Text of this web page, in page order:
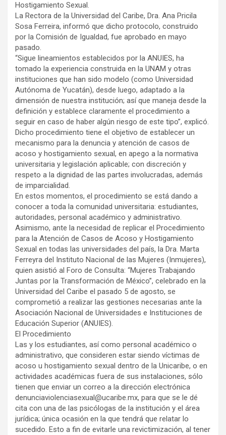
Hostigamiento Sexual.
La Rectora de la Universidad del Caribe, Dra. Ana Pricila
Sosa Ferreira, informó que dicho protocolo, construido
por la Comisión de Igualdad, fue aprobado en mayo
pasado.
“Sigue lineamientos establecidos por la ANUIES, ha
tomado la experiencia construida en la UNAM y otras
instituciones que han sido modelo (como Universidad
Autónoma de Yucatán), desde luego, adaptado a la
dimensión de nuestra institución; así que maneja desde la
definición y establece claramente el procedimiento a
seguir en caso de haber algún riesgo de este tipo”, explicó.
Dicho procedimiento tiene el objetivo de establecer un
mecanismo para la denuncia y atención de casos de
acoso y hostigamiento sexual, en apego a la normativa
universitaria y legislación aplicable; con discreción y
respeto a la dignidad de las partes involucradas, además
de imparcialidad.
En estos momentos, el procedimiento se está dando a
conocer a toda la comunidad universitaria: estudiantes,
autoridades, personal académico y administrativo.
Asimismo, ante la necesidad de replicar el Procedimiento
para la Atención de Casos de Acoso y Hostigamiento
Sexual en todas las universidades del país, la Dra. Marta
Ferreyra del Instituto Nacional de las Mujeres (Inmujeres),
quien asistió al Foro de Consulta: “Mujeres Trabajando
Juntas por la Transformación de México”, celebrado en la
Universidad del Caribe el pasado 5 de agosto, se
comprometió a realizar las gestiones necesarias ante la
Asociación Nacional de Universidades e Instituciones de
Educación Superior (ANUIES).
El Procedimiento
Las y los estudiantes, así como personal académico o
administrativo, que consideren estar siendo víctimas de
acoso u hostigamiento sexual dentro de la Unicaribe, o en
actividades académicas fuera de sus instalaciones, sólo
tienen que enviar un correo a la dirección electrónica
denunciaviolenciasexual@ucaribe.mx, para que se le dé
cita con una de las psicólogas de la institución y el área
jurídica; única ocasión en la que tendrá que relatar lo
sucedido. Esto a fin de evitarle una revictimización, al tener